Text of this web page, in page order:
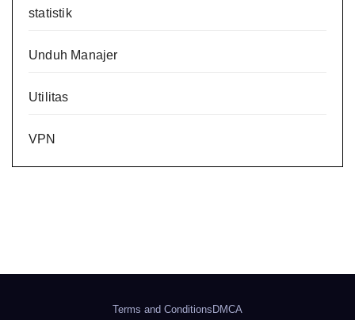
statistik
Unduh Manajer
Utilitas
VPN
Terms and ConditionsDMCA